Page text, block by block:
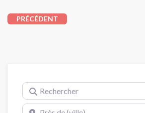
PRÉCÉDENT
Rechercher
Près de (ville)